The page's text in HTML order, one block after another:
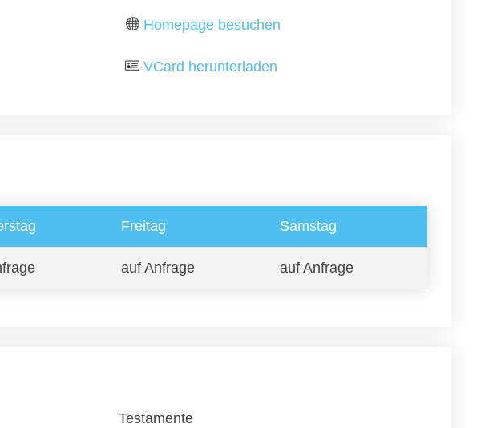
Homepage besuchen
VCard herunterladen
Freitag Samstag
auf Anfrage auf Anfrage
Testamente